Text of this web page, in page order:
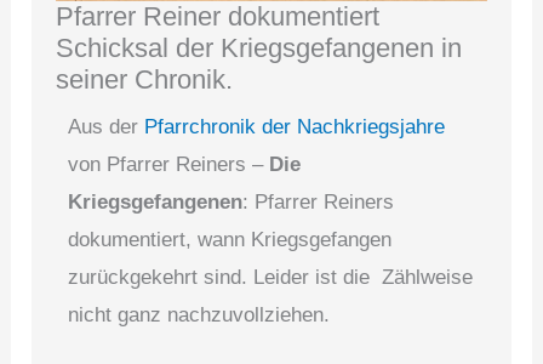
Pfarrer Reiner dokumentiert
Schicksal der Kriegsgefangenen in
seiner Chronik.
Aus der Pfarrchronik der Nachkriegsjahre
von Pfarrer Reiners – Die
Kriegsgefangenen: Pfarrer Reiners
dokumentiert, wann Kriegsgefangen
zurückgekehrt sind. Leider ist die Zählweise
nicht ganz nachzuvollziehen.